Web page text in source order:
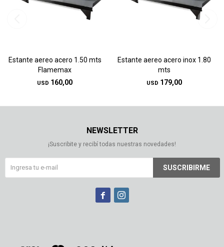
Estante aereo acero 1.50 mts
Flamemax
USD 160,00
Estante aereo acero inox 1.80
mts
USD 179,00
NEWSLETTER
¡Suscribite y recibí todas nuestras novedades!
SUSCRIBIRME
 